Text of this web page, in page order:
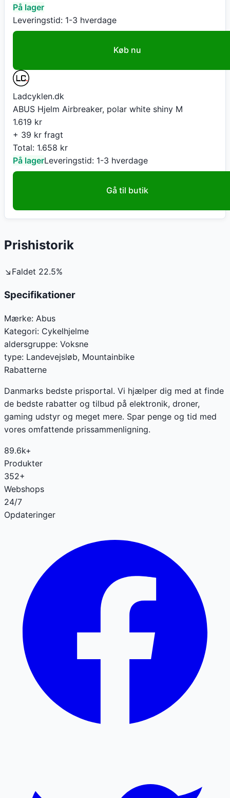
På lager
Leveringstid: 1-3 hverdage
Køb nu
Ladcyklen.dk
ABUS Hjelm Airbreaker, polar white shiny M
1.619 kr
+ 39 kr fragt
Total: 1.658 kr
På lagerLeveringstid: 1-3 hverdage
Gå til butik
Prishistorik
↘ Faldet 22.5%
Specifikationer
Mærke: Abus
Kategori: Cykelhjelme
aldersgruppe: Voksne
type: Landevejsløb, Mountainbike
Rabatterne
Danmarks bedste prisportal. Vi hjælper dig med at finde
de bedste rabatter og tilbud på elektronik, droner,
gaming udstyr og meget mere. Spar penge og tid med
vores omfattende prissammenligning.
89.6k+
Produkter
352+
Webshops
24/7
Opdateringer